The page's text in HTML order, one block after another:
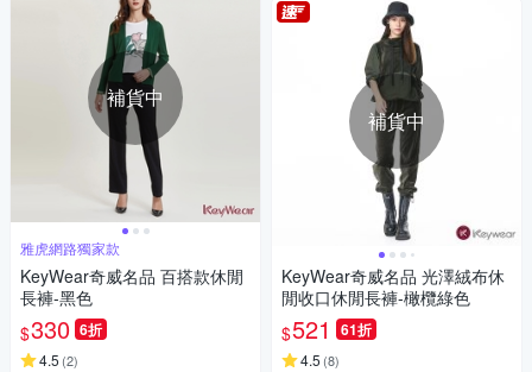
補貨中
雅虎網路獨家款
KeyWear奇威名品 百搭款休閒
長褲-黑色
$330 6折
4.5 (2)
補貨中
KeyWear奇威名品 光澤絨布休
閒收口休閒長褲-橄欖綠色
$521 61折
4.5 (8)